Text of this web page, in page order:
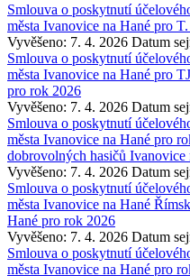
Smlouva o poskytnutí
města Ivanovice na Hané pro
Vyvěšeno: 7. 4. 2026 Datum
Smlouva o poskytnutí
města Ivanovice na Hané pro
pro rok 2026
Vyvěšeno: 7. 4. 2026 Datum
Smlouva o poskytnutí
města Ivanovice na Hané pro
dobrovolných hasičů Ivanovice
Vyvěšeno: 7. 4. 2026 Datum
Smlouva o poskytnutí
města Ivanovice na Hané
Hané pro rok 2026
Vyvěšeno: 7. 4. 2026 Datum
Smlouva o poskytnutí
města Ivanovice na Hané pro